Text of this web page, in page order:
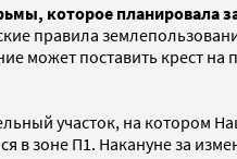
которое
правила
может поставить крест
участок, на котором
в зоне П1. Накануне за